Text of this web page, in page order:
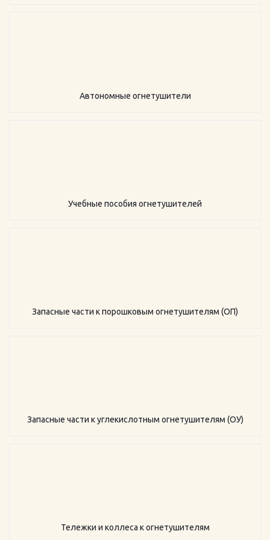
Автономные огнетушители
Учебные пособия огнетушителей
Запасные части к порошковым огнетушителям (ОП)
Запасные части к углекислотным огнетушителям (ОУ)
Тележки и коллеса к огнетушителям